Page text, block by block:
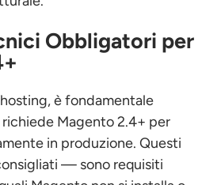
Obbligatori per
è fondamentale
Magento 2.4+ per
in produzione. Questi
— sono requisiti